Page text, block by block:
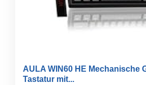
AULA WIN60 HE Mechanische
Tastatur mit...